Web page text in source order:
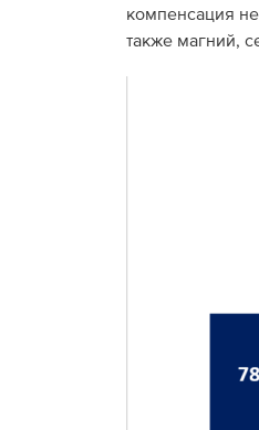
компенсация
также магний,